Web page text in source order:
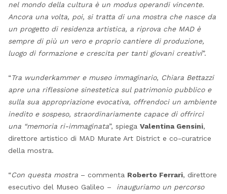
nel mondo della cultura è un modus operandi vincente.
Ancora una volta, poi, si tratta di una mostra che nasce da
un progetto di residenza artistica, a riprova che MAD è
sempre di più un vero e proprio cantiere di produzione,
luogo di formazione e crescita per tanti giovani creativi”.
“Tra wunderkammer e museo immaginario, Chiara Bettazzi
apre una riflessione sinestetica sul patrimonio pubblico e
sulla sua appropriazione evocativa, offrendoci un ambiente
inedito e sospeso, straordinariamente capace di offrirci
una “memoria ri-immaginata”, spiega Valentina Gensini,
direttore artistico di MAD Murate Art District e co-curatrice
della mostra.
“Con questa mostra– commenta Roberto Ferrari, direttore
esecutivo del Museo Galileo – inauguriamo un percorso